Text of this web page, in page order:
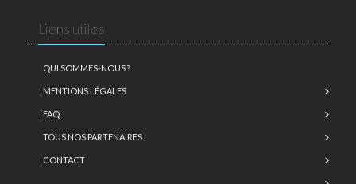
Liens utiles
QUI SOMMES-NOUS ?
MENTIONS LÉGALES
FAQ
TOUS NOS PARTENAIRES
CONTACT